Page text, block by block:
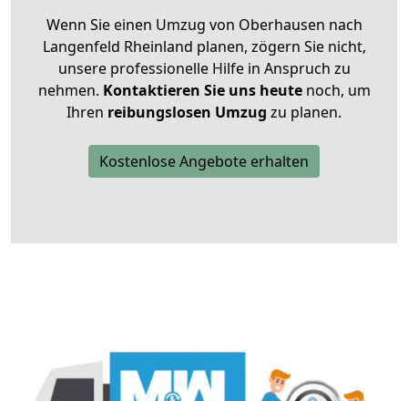
Wenn Sie einen Umzug von Oberhausen nach
Langenfeld Rheinland planen, zögern Sie nicht,
unsere professionelle Hilfe in Anspruch zu
nehmen. Kontaktieren Sie uns heutenoch, um
Ihren reibungslosen Umzug zu planen.
Kostenlose Angebote erhalten